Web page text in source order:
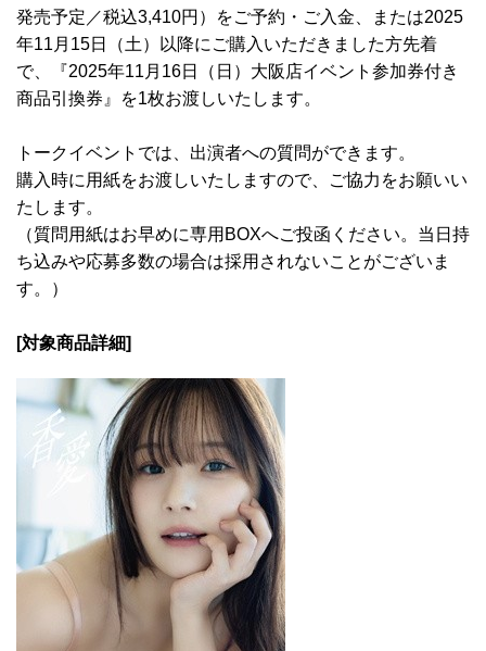
発売予定／税込3,410円）をご予約・ご入金、または2025
年11月15日（土）以降にご購入いただきました方先着
で、『2025年11月16日（日）大阪店イベント参加券付き
商品引換券』を1枚お渡しいたします。
トークイベントでは、出演者への質問ができます。
購入時に用紙をお渡しいたしますので、ご協力をお願いい
たします。
（質問用紙はお早めに専用BOXへご投函ください。当日持
ち込みや応募多数の場合は採用されないことがございま
す。）
[対象商品詳細]